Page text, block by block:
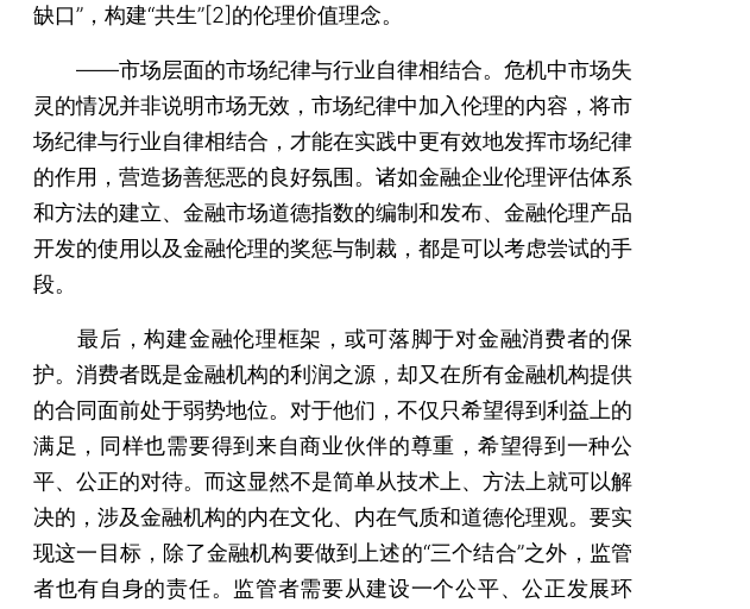
缺口”，构建“共生”[2]的伦理价值理念。
——市场层面的市场纪律与行业自律相结合。危机中市场失
灵的情况并非说明市场无效，市场纪律中加入伦理的内容，将市
场纪律与行业自律相结合，才能在实践中更有效地发挥市场纪律
的作用，营造扬善惩恶的良好氛围。诸如金融企业伦理评估体系
和方法的建立、金融市场道德指数的编制和发布、金融伦理产品
开发的使用以及金融伦理的奖惩与制裁，都是可以考虑尝试的手
段。
最后，构建金融伦理框架，或可落脚于对金融消费者的保
护。消费者既是金融机构的利润之源，却又在所有金融机构提供
的合同面前处于弱势地位。对于他们，不仅只希望得到利益上的
满足，同样也需要得到来自商业伙伴的尊重，希望得到一种公
平、公正的对待。而这显然不是简单从技术上、方法上就可以解
决的，涉及金融机构的内在文化、内在气质和道德伦理观。要实
现这一目标，除了金融机构要做到上述的“三个结合”之外，监管
者也有自身的责任。监管者需要从建设一个公平、公正发展环